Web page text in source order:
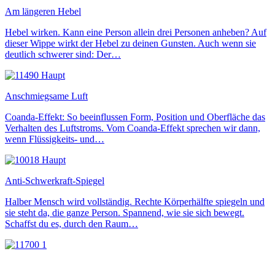
Am längeren Hebel
Hebel wirken. Kann eine Person allein drei Personen anheben? Auf
dieser Wippe wirkt der Hebel zu deinen Gunsten. Auch wenn sie
deutlich schwerer sind: Der…
Anschmiegsame Luft
Coanda-Effekt: So beeinflussen Form, Position und Oberfläche das
Verhalten des Luftstroms. Vom Coanda-Effekt sprechen wir dann,
wenn Flüssigkeits- und…
Anti-Schwerkraft-Spiegel
Halber Mensch wird vollständig. Rechte Körperhälfte spiegeln und
sie steht da, die ganze Person. Spannend, wie sie sich bewegt.
Schaffst du es, durch den Raum…